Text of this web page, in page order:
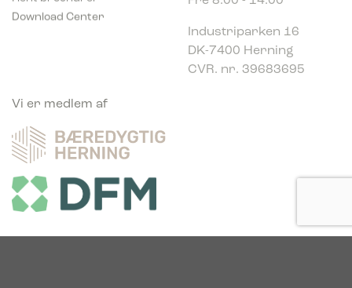
Download Center
DK-7400 Herning
CVR. nr. 39683695
Vi er medlem af